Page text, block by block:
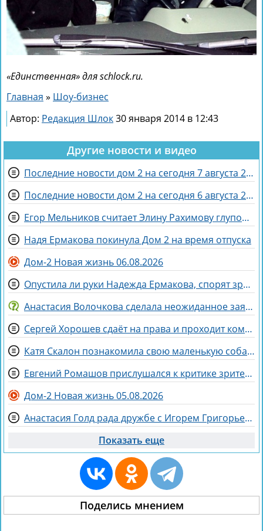
«Единственная» для schlock.ru.
Главная » Шоу-бизнес
Автор: Редакция Шлок30 января 2014 в 12:43
Другие новости и видео
Последние новости дом 2 на сегодня 7 августа 2026
Последние новости дом 2 на сегодня 6 августа 2026
Егор Мельников считает Элину Рахимову глупой и профдеформированной
Надя Ермакова покинула Дом 2 на время отпуска
Дом-2 Новая жизнь 06.08.2026
Опустила ли руки Надежда Ермакова, спорят зрители Дома 2
Анастасия Волочкова сделала неожиданное заявление о дочери
Сергей Хорошев сдаёт на права и проходит комиссию
Катя Скалон познакомила свою маленькую собаку Еву с большим другом Женей
Евгений Ромашов прислушался к критике зрителей Дома 2 и сменил причёску
Дом-2 Новая жизнь 05.08.2026
Анастасия Голд рада дружбе с Игорем Григорьевым
Показать еще
Поделись мнением